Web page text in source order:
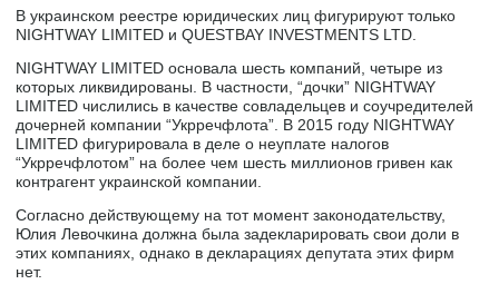
В украинском реестре юридических лиц фигурируют только
NIGHTWAY LIMITED и QUESTBAY INVESTMENTS LTD.
NIGHTWAY LIMITED основала шесть компаний, четыре из
которых ликвидированы. В частности, “дочки” NIGHTWAY
LIMITED числились в качестве совладельцев и соучредителей
дочерней компании “Укрречфлота”. В 2015 году NIGHTWAY
LIMITED фигурировала в деле о неуплате налогов
“Укрречфлотом” на более чем шесть миллионов гривен как
контрагент украинской компании.
Согласно действующему на тот момент законодательству,
Юлия Левочкина должна была задекларировать свои доли в
этих компаниях, однако в декларациях депутата этих фирм
нет.